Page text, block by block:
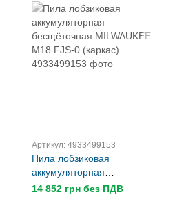
Артикул: 4933499153
Пила лобзиковая
аккумуляторная
бесщёточная MILWAUKEE
14 852 грн без ПДВ